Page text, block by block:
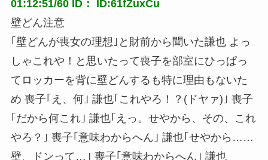
01:12:51/60 ID： ID:61fZuxCu
壁どん注意
｢壁どんが喪女の理想｣と財前から聞いた謙也 よっ
しゃこれや！と思いたって喪子を部室にひっぱっ
てロッカーを背に壁どんするも特に理由もないた
め 喪子｢え、何｣ 謙也｢これやろ！？(ドヤァ)｣ 喪子
｢だから何これ｣ 謙也｢えっ。せやから、その、これ
やろ？｣ 喪子｢意味わからへん｣ 謙也｢せやから……
壁、ドンって…｣ 喪子｢意味わからへん｣ 謙也